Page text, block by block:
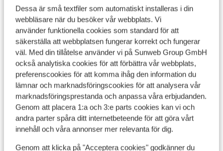
Dessa är små textfiler som automatiskt installeras i din
webbläsare när du besöker vår webbplats. Vi
använder funktionella cookies som standard för att
säkerställa att webbplatsen fungerar korrekt och fungerar
väl. Med din tillåtelse använder vi på Sunweb Group GmbH
också analytiska cookies för att förbättra vår webbplats,
preferenscookies för att komma ihåg den information du
lämnar och marknadsföringscookies för att analysera vår
marknadsföringsprestanda och anpassa våra erbjudanden.
Genom att placera 1:a och 3:e parts cookies kan vi och
andra parter spåra ditt internetbeteende för att göra vårt
innehåll och våra annonser mer relevanta för dig.
Genom att klicka på "Acceptera cookies" godkänner du
Visa på karta
I området
Avstånd till stranden ca 120 m (sandstrand,
solstolar (mot betalning) , parasoll (mot betalning)
)
I utkanten av centrum